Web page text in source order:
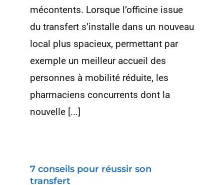
mécontents. Lorsque l’officine issue
du transfert s’installe dans un nouveau
local plus spacieux, permettant par
exemple un meilleur accueil des
personnes à mobilité réduite, les
pharmaciens concurrents dont la
nouvelle [...]
7 conseils pour réussir son
transfert